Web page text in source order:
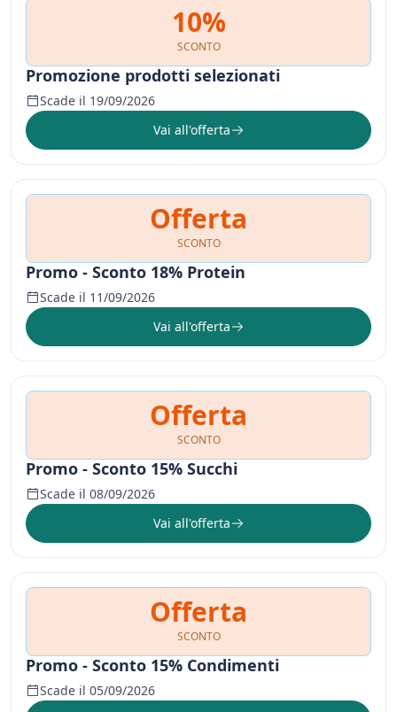
10%
SCONTO
Promozione prodotti selezionati
Scade il 19/09/2026
Vai all'offerta
Offerta
SCONTO
Promo - Sconto 18% Protein
Scade il 11/09/2026
Vai all'offerta
Offerta
SCONTO
Promo - Sconto 15% Succhi
Scade il 08/09/2026
Vai all'offerta
Offerta
SCONTO
Promo - Sconto 15% Condimenti
Scade il 05/09/2026